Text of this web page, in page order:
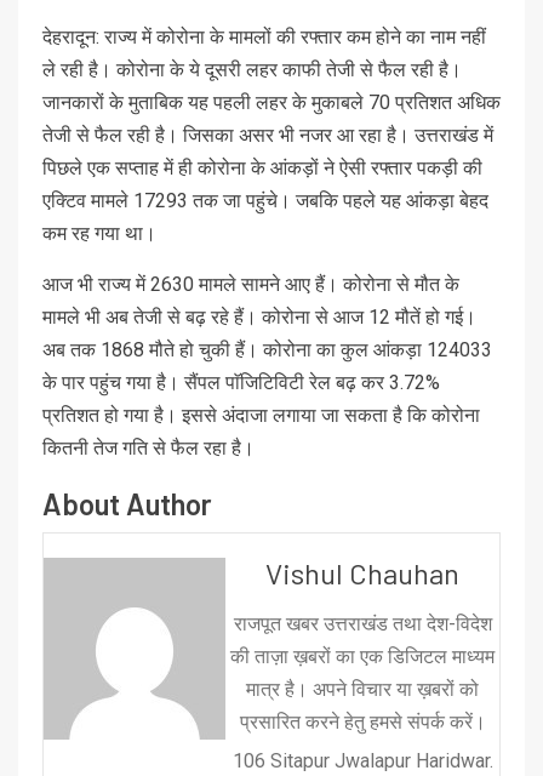
देहरादून: राज्य में कोरोना के मामलों की रफ्तार कम होने का नाम नहीं
ले रही है। कोरोना के ये दूसरी लहर काफी तेजी से फैल रही है।
जानकारों के मुताबिक यह पहली लहर के मुकाबले 70 प्रतिशत अधिक
तेजी से फैल रही है। जिसका असर भी नजर आ रहा है। उत्तराखंड में
पिछले एक सप्ताह में ही कोरोना के आंकड़ों ने ऐसी रफ्तार पकड़ी की
एक्टिव मामले 17293 तक जा पहुंचे। जबकि पहले यह आंकड़ा बेहद
कम रह गया था।
आज भी राज्य में 2630 मामले सामने आए हैं। कोरोना से मौत के
मामले भी अब तेजी से बढ़ रहे हैं। कोरोना से आज 12 मौतें हो गई।
अब तक 1868 मौते हो चुकी हैं। कोरोना का कुल आंकड़ा 124033
के पार पहुंच गया है। सैंपल पाॅजिटिविटी रेल बढ़ कर 3.72%
प्रतिशत हो गया है। इससे अंदाजा लगाया जा सकता है कि कोरोना
कितनी तेज गति से फैल रहा है।
About Author
Vishul Chauhan
राजपूत खबर उत्तराखंड तथा देश-विदेश
की ताज़ा ख़बरों का एक डिजिटल माध्यम
मात्र है। अपने विचार या ख़बरों को
प्रसारित करने हेतु हमसे संपर्क करें।
106 Sitapur Jwalapur Haridwar.